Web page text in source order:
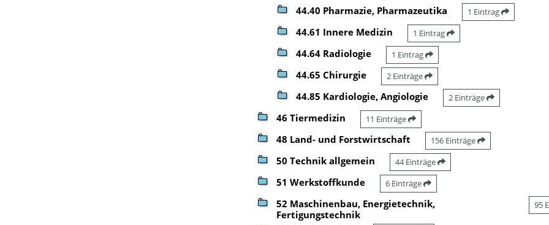
44.40 Pharmazie, Pharmazeutika 1 Eintrag
44.61 Innere Medizin 1 Eintrag
44.64 Radiologie 1 Eintrag
44.65 Chirurgie 2 Einträge
44.85 Kardiologie, Angiologie 2 Einträge
46 Tiermedizin 11 Einträge
48 Land- und Forstwirtschaft 156 Einträge
50 Technik allgemein 44 Einträge
51 Werkstoffkunde 6 Einträge
52 Maschinenbau, Energietechnik,
Fertigungstechnik
95